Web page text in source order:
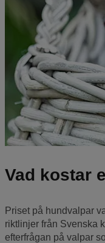
Vad kostar
Priset på hundvalpar
riktlinjer från Svenska
efterfrågan på valpar